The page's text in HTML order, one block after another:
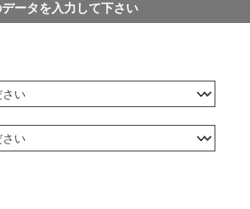
ータを入力して下さい